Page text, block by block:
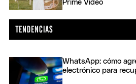
Prime Video
WhatsApp: cómo
electrónico para